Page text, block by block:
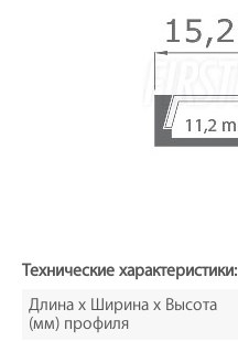
Технические характеристики:
Длина х Ширина х Высота
(мм) профиля